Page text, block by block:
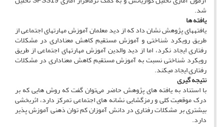
شد.
یافته‏ ها
یافته‏های پژوهش نشان داد که از دید معلمان آموزش مهارت‏های اجتماعی از
طریق رویکرد شناختی و آموزش مستقیم کاهش معناداری در مشکلات
رفتاری ایجاد نکرد، اما از دید والدین آموزش مهارت‏های اجتماعی از طریق
رویکرد شناختی نسبت به آموزش مستقیم کاهش معناداری در مشکلات
رفتاری ایجاد می‏کند.
نتیجه‏ گیری
با استناد به یافته‏ های پژوهش حاضر می‌توان گفت که روش ­هایی که بر
درک موقعیت کلی و رمزگشایی نشانه ‏های اجتماعی تمرکز دارد، اثربخشی
بیشتری بر مشکلات رفتاری در دانش ‏آموزان کم ‏توان ذهنی آموزش ‏پذیر
دارد.